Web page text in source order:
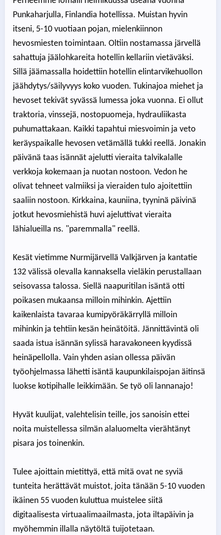
Punkaharjulla, Finlandia hotellissa. Muistan hyvin
itseni, 5-10 vuotiaan pojan, mielenkiinnon
hevosmiesten toimintaan. Oltiin nostamassa järvellä
sahattuja jäälohkareita hotellin kellariin vietäväksi.
Sillä jäämassalla hoidettiin hotellin elintarvikehuollon
jäähdytys/säilyvyys koko vuoden. Tukinajoa miehet ja
hevoset tekivät syvässä lumessa joka vuonna. Ei ollut
traktoria, vinssejä, nostopuomeja, hydrauliikasta
puhumattakaan. Kaikki tapahtui miesvoimin ja veto
keräyspaikalle hevosen vetämällä tukki reellä. Jonakin
päivänä taas isännät ajelutti vieraita talvikalalle
verkkoja kokemaan ja nuotan nostoon. Vedon he
olivat tehneet valmiiksi ja vieraiden tulo ajoitettiin
saaliin nostoon. Kirkkaina, kauniina, tyyninä päivinä
jotkut hevosmiehistä huvi ajeluttivat vieraita
lähialueilla ns. "paremmalla" reellä.
Kesät vietimme Nurmijärvellä Valkjärven ja kantatie
132 välissä olevalla kannaksella vieläkin perustallaan
seisovassa talossa. Siellä naapuritilan isäntä otti
poikasen mukaansa milloin mihinkin. Ajettiin
kaikenlaista tavaraa kumipyöräkärryllä milloin
mihinkin ja tehtiin kesän heinätöitä. Jännittävintä oli
saada istua isännän sylissä haravakoneen kyydissä
heinäpellolla. Vain yhden asian ollessa päivän
työohjelmassa lähetti isäntä kaupunkilaispojan äitinsä
luokse kotipihalle leikkimään. Se työ oli lannanajo!
Hyvät kuulijat, valehtelisin teille, jos sanoisin ettei
noita muistellessa silmän alaluomelta vierähtänyt
pisara jos toinenkin.
Tulee ajoittain mietittyä, että mitä ovat ne syviä
tunteita herättävät muistot, joita tänään 5-10 vuoden
ikäinen 55 vuoden kuluttua muistelee siitä
digitaalisesta virtuaalimaailmasta, jota iltapäivin ja
myöhemmin illalla näytöltä tuijotetaan.